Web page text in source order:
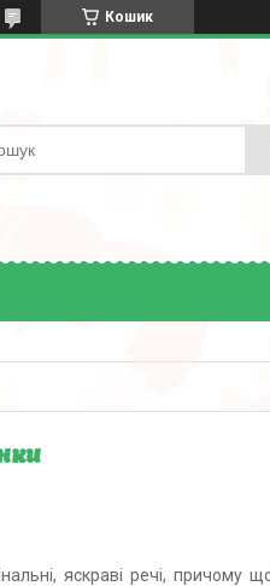
Кошик
яскраві речі, причому